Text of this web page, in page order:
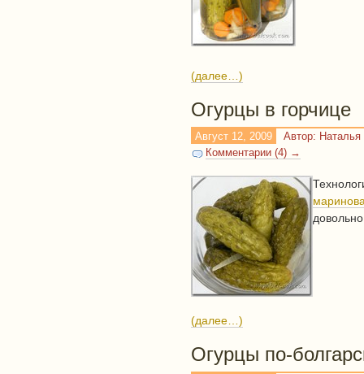
(далее…)
Огурцы в горчице
Август 12, 2009
Автор:
Комментарии (4) →
(далее…)
Огурцы по-